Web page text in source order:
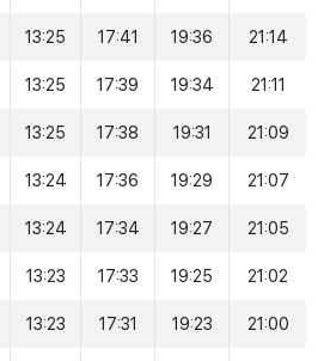
13:25 17:41 19:36 21:14
13:25 17:39 19:34 21:11
13:25 17:38 19:31 21:09
13:24 17:36 19:29 21:07
13:24 17:34 19:27 21:05
13:23 17:33 19:25 21:02
13:23 17:31 19:23 21:00